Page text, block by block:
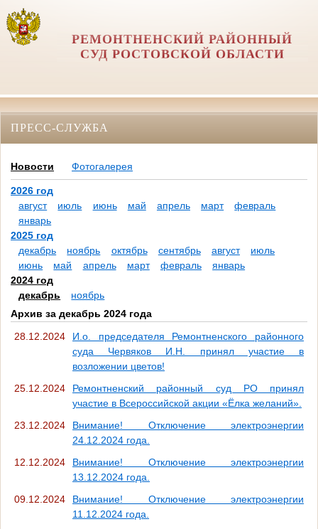
РЕМОНТНЕНСКИЙ РАЙОННЫЙ
СУД РОСТОВСКОЙ ОБЛАСТИ
ПРЕСС-СЛУЖБА
Новости Фотогалерея
2026 год
август
июль июнь май апрель март
февраль
январь
2025 год
декабрь
ноябрь октябрь сентябрь август
июль
июнь
май апрель март февраль
январь
2024 год
декабрь
ноябрь
Архив за декабрь 2024 года
28.12.2024
И.о. председателя Ремонтненского районного
суда Червяков И.Н. принял участие в
возложении цветов!
25.12.2024
Ремонтненский районный суд РО принял
участие в Всероссийской акции «Ёлка желаний».
23.12.2024
Внимание! Отключение электроэнергии
24.12.2024 года.
12.12.2024
Внимание! Отключение электроэнергии
13.12.2024 года.
09.12.2024
Внимание! Отключение электроэнергии
11.12.2024 года.